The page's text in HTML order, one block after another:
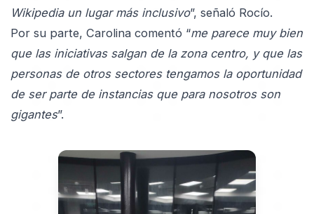
Wikipedia un lugar más inclusivo”, señaló Rocío.
Por su parte, Carolina comentó “me parece muy bien
que las iniciativas salgan de la zona centro, y que las
personas de otros sectores tengamos la oportunidad
de ser parte de instancias que para nosotros son
gigantes”.